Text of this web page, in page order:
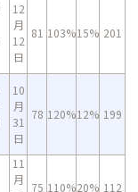
12
月
12
日
81 103%15% 201
10
月
31
日
78 120%12% 199
11
月
75 110%20% 112